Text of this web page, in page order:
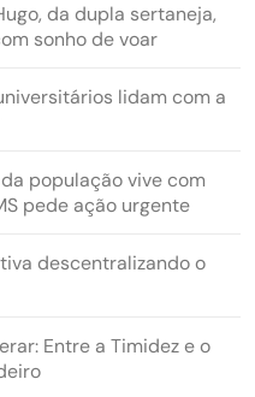
da dupla sertaneja,
sonho de voar
lidam com a
população vive com
pede ação urgente
descentralizando o
Entre a Timidez e o